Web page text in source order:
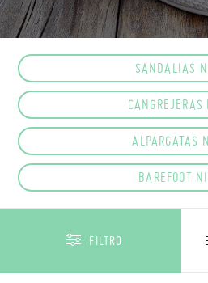
SANDALIAS
ALPARGATAS
BAREFOOT
FILTRO